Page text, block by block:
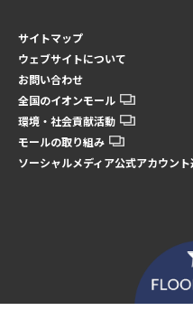
サイトマップ
ウェブサイトについて
お問い合わせ
全国のイオンモール
環境・社会貢献活動
モールの取り組み
ソーシャルメディア公式アカウン